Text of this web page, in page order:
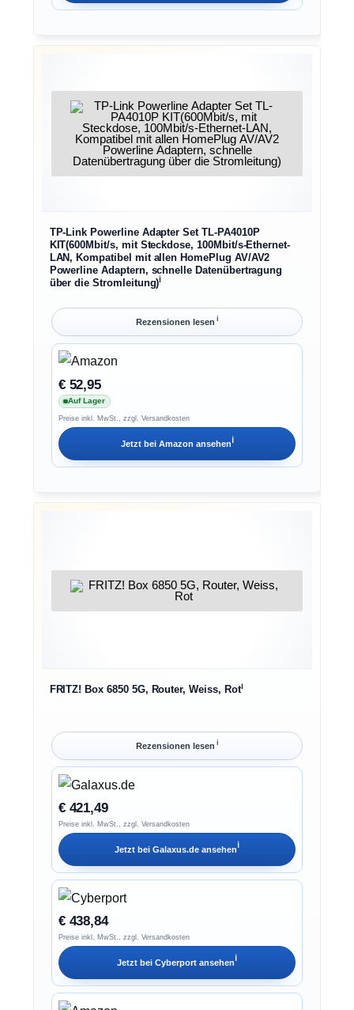
TP-Link Powerline Adapter Set TL-PA4010P
KIT(600Mbit/s, mit Steckdose, 100Mbit/s-Ethernet-
LAN, Kompatibel mit allen HomePlug AV/AV2
Powerline Adaptern, schnelle Datenübertragung
über die Stromleitung)ℹ︎
Rezensionen lesen ℹ︎
€ 52,95
Auf Lager
Preise inkl. MwSt., zzgl. Versandkosten
Jetzt bei Amazon ansehenℹ︎
FRITZ! Box 6850 5G, Router, Weiss, Rotℹ︎
Rezensionen lesen ℹ︎
€ 421,49
Preise inkl. MwSt., zzgl. Versandkosten
Jetzt bei Galaxus.de ansehenℹ︎
€ 438,84
Preise inkl. MwSt., zzgl. Versandkosten
Jetzt bei Cyberport ansehenℹ︎